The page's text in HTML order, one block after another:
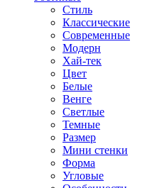
Стиль
Классические
Современные
Модерн
Хай-тек
Цвет
Белые
Венге
Светлые
Темные
Размер
Мини стенки
Форма
Угловые